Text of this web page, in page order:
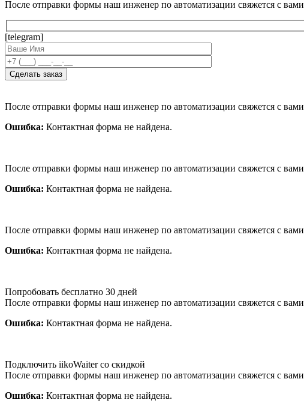
После отправки формы наш инженер по автоматизации свяжется с вами
[telegram]
После отправки формы наш инженер по автоматизации свяжется с вами
Ошибка: Контактная форма не найдена.
После отправки формы наш инженер по автоматизации свяжется с вами
Ошибка: Контактная форма не найдена.
После отправки формы наш инженер по автоматизации свяжется с вами
Ошибка: Контактная форма не найдена.
Попробовать бесплатно 30 дней
После отправки формы наш инженер по автоматизации свяжется с вами
Ошибка: Контактная форма не найдена.
Подключить iikoWaiter со скидкой
После отправки формы наш инженер по автоматизации свяжется с вами
Ошибка: Контактная форма не найдена.